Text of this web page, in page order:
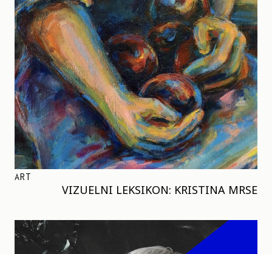
ART
VIZUELNI LEKSIKON: KRISTINA MRSE